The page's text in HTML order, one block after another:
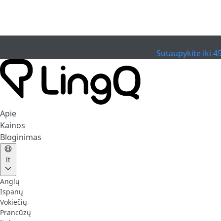
Sutaupykite iki
Apie
Kainos
Bloginimas
lt
Anglų
Ispanų
Vokiečių
Prancūzų